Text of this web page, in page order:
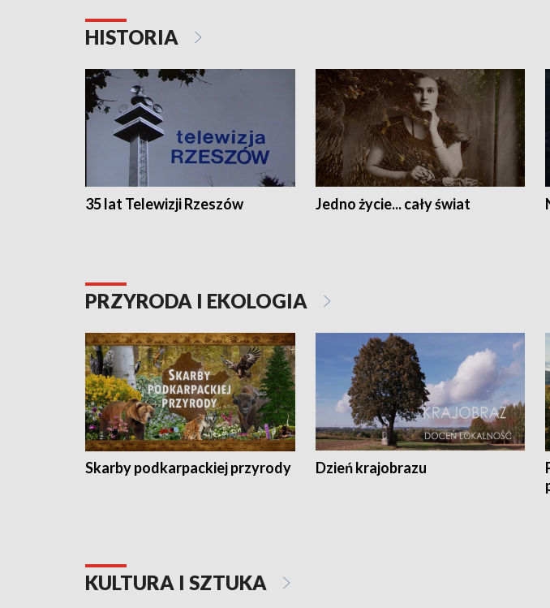
HISTORIA
35 lat Telewizji Rzeszów Jedno życie... cały świat
PRZYRODA I EKOLOGIA
Skarby podkarpackiej przyrody Dzień krajobrazu
KULTURA I SZTUKA